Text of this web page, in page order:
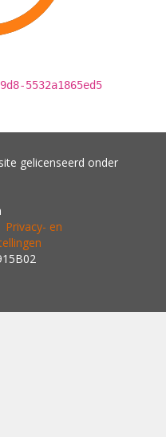
5532a1865ed5
gelicenseerd onder
Privacy- en